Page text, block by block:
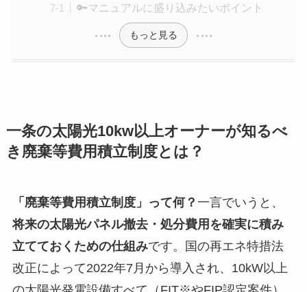
🔑マニュアルに盛り込みたいポイント
もっと見る
一条の太陽光10kw以上オーナーが知るべ
き廃棄等費用積立制度とは？
「廃棄等費用積立制度」って何？ 一言でいうと、
将来の太陽光パネル撤去・処分費用を確実に積み
立てておくための仕組みです。国の再エネ特措法
改正によって2022年7月から導入され、10kW以上